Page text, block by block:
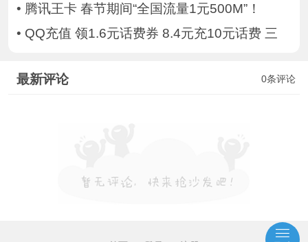
• 腾讯王卡 春节期间“全国流量1元500M”！
• QQ充值 领1.6元话费券 8.4元充10元话费 三
0条评论
最新评论